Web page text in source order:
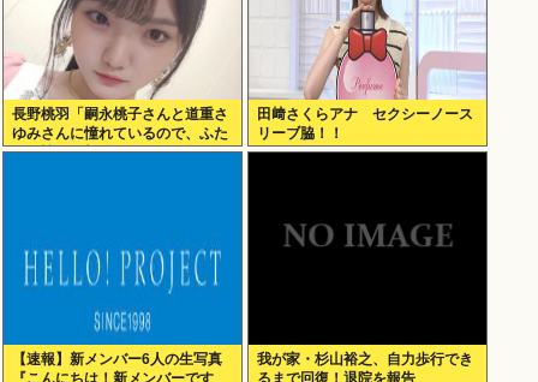
長野桃羽「嗣永桃子さんと道重さ
ゆみさんに憧れているので、ふた
りの憧れの部分をぎゅっと集めた
田﨑さくらアナ セクシーノース
リーブ脇！！
【速報】新メンバー6人の生写真
『こんにちは！新メンバーです
我が家・杉山裕之、自力歩行でき
るまで回復！退院を報告